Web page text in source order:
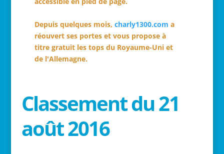
Depuis quelques mois, charly1300.com a
réouvert ses portes et vous propose à
titre gratuit les tops du Royaume-Uni et
de l'Allemagne.
Classement du 21
août 2016